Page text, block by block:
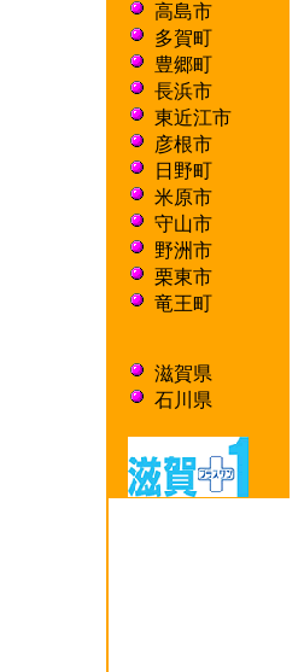
高島市
多賀町
豊郷町
長浜市
東近江市
彦根市
日野町
米原市
守山市
野洲市
栗東市
竜王町
滋賀県
石川県